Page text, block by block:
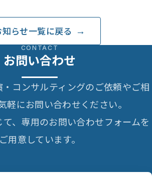
知らせ一覧に戻る
CONTACT
お問い合わせ
コンサルティングのご依頼やご相
軽にお問い合わせください。
、専用のお問い合わせフォームを
ご用意しています。